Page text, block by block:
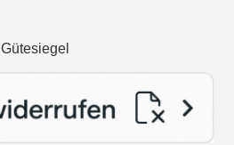
Gütesiegel